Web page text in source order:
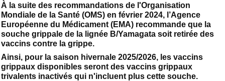
À la suite des recommandations de l'Organisation
Mondiale de la Santé (OMS) en février 2024, l’Agence
Européenne du Médicament (EMA) recommande que la
souche grippale de la lignée B/Yamagata soit retirée des
vaccins contre la grippe.
Ainsi, pour la saison hivernale 2025/2026, les vaccins
grippaux disponibles seront des vaccins grippaux
trivalents inactivés qui n'incluent plus cette souche.